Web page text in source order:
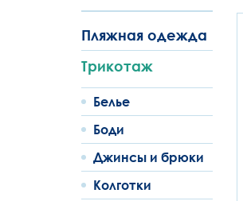
Пляжная одежда
Трикотаж
Белье
Боди
Джинсы и брюки
Колготки